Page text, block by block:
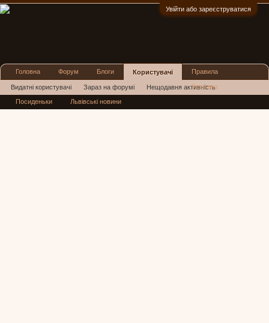
Увійти або зареєструватися
Головна Форум Блоги Користувачі
Видатні користувачі Зараз на форумі Нещодавня активність
Нові повідомлення профілю
Правила
Реклама
Посиденьки Львівські новини